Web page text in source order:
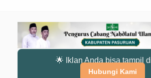
🌟 Iklan Anda bisa tampil
Hubungi Kami